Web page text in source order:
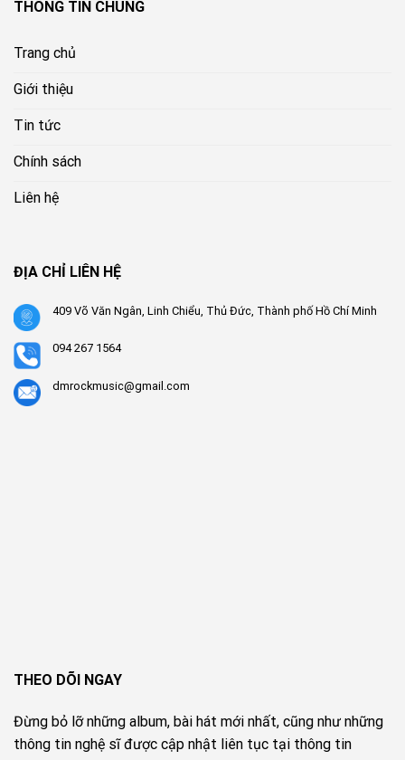
THÔNG TIN CHUNG
Trang chủ
Giới thiệu
Tin tức
Chính sách
Liên hệ
ĐỊA CHỈ LIÊN HỆ
409 Võ Văn Ngân, Linh Chiểu, Thủ Đức, Thành phố Hồ Chí Minh
094 267 1564
dmrockmusic@gmail.com
THEO DÕI NGAY
Đừng bỏ lỡ những album, bài hát mới nhất, cũng như những
thông tin nghệ sĩ được cập nhật liên tục tại thông tin